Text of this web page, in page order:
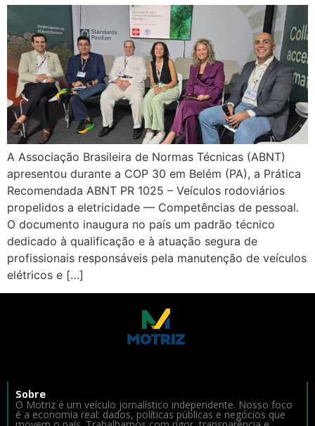
A Associação Brasileira de Normas Técnicas (ABNT)
apresentou durante a COP 30 em Belém (PA), a Prática
Recomendada ABNT PR 1025 – Veículos rodoviários
propelidos a eletricidade — Competências de pessoal.
O documento inaugura no país um padrão técnico
dedicado à qualificação e à atuação segura de
profissionais responsáveis pela manutenção de veículos
elétricos e […]
Sobre
O Motriz é um veículo jornalístico independente. Nosso foco
é a economia real: dados, políticas públicas e negócios que